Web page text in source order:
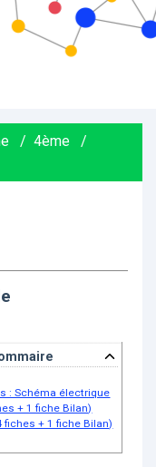
/ 4ème
/
: Schéma électrique
+ 1 fiche Bilan)
+ 1 fiche Bilan)